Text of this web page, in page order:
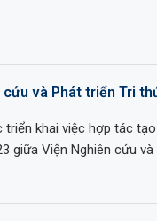
và Phát triển Tri
khai việc hợp tác
giữa Viện Nghiên cứu và